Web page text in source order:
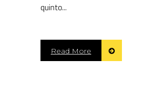
quinto...
Read More